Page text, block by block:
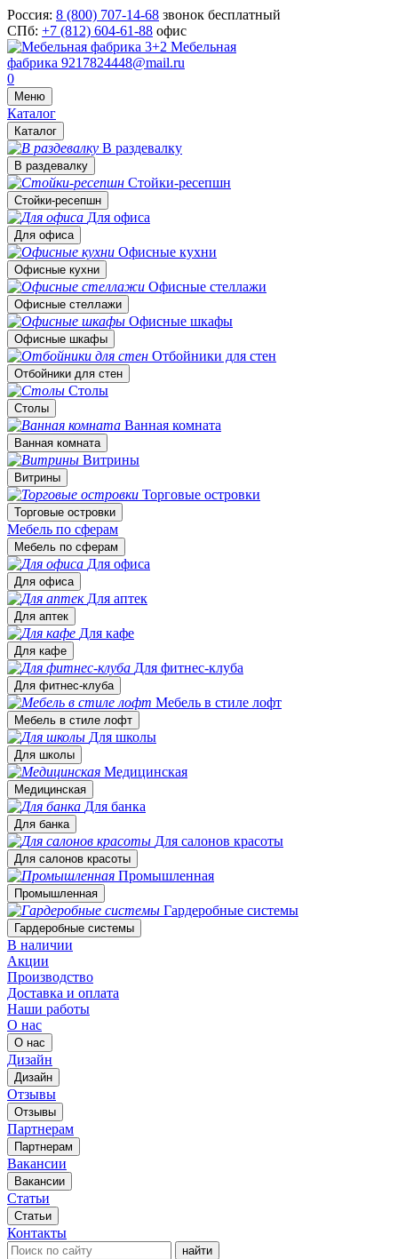
Россия: 8 (800) 707-14-68 звонок бесплатный
СПб: +7 (812) 604-61-88 офис
Мебельная
фабрика 9217824448@mail.ru
0
Меню
Каталог
Каталог
В раздевалку
В раздевалку
Стойки-ресепшн
Стойки-ресепшн
Для офиса
Для офиса
Офисные кухни
Офисные кухни
Офисные стеллажи
Офисные стеллажи
Офисные шкафы
Офисные шкафы
Отбойники для стен
Отбойники для стен
Столы
Столы
Ванная комната
Ванная комната
Витрины
Витрины
Торговые островки
Торговые островки
Мебель по сферам
Мебель по сферам
Для офиса
Для офиса
Для аптек
Для аптек
Для кафе
Для кафе
Для фитнес-клуба
Для фитнес-клуба
Мебель в стиле лофт
Мебель в стиле лофт
Для школы
Для школы
Медицинская
Медицинская
Для банка
Для банка
Для салонов красоты
Для салонов красоты
Промышленная
Промышленная
Гардеробные системы
Гардеробные системы
В наличии
Акции
Производство
Доставка и оплата
Наши работы
О нас
О нас
Дизайн
Дизайн
Отзывы
Отзывы
Партнерам
Партнерам
Вакансии
Вакансии
Статьи
Статьи
Контакты
найти